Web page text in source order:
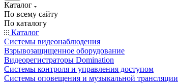
Каталог
По всему сайту
По каталогу
Каталог
Системы видеонаблюдения
Взрывозащищенное оборудование
Видеорегистраторы Domination
Системы контроля и управления доступом
Системы оповещения и музыкальной трансляции